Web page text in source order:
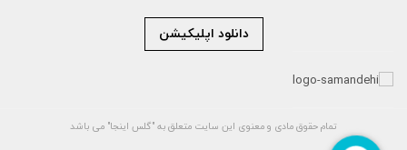
دانلود اپلیکیشن
تمام حقوق مادی و معنوی این سایت متعلق به "گلس اینجا" می باشد